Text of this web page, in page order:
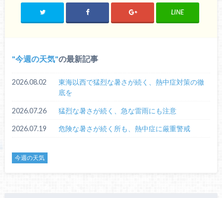
LINE
今週の天気 の最新記事
2026.08.02
東海以西で猛烈な暑さが続く、熱中症対策の徹
底を
2026.07.26 猛烈な暑さが続く、急な雷雨にも注意
2026.07.19 危険な暑さが続く所も、熱中症に厳重警戒
今週の天気